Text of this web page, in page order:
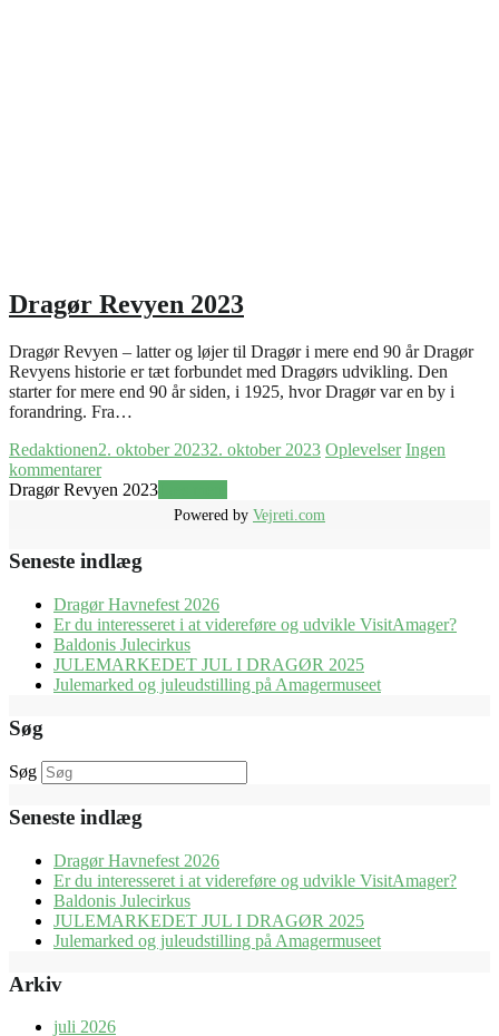
Dragør Revyen 2023
Dragør Revyen – latter og løjer til Dragør i mere end 90 år Dragør
Revyens historie er tæt forbundet med Dragørs udvikling. Den
starter for mere end 90 år siden, i 1925, hvor Dragør var en by i
forandring. Fra…
Redaktionen2. oktober 20232. oktober 2023 Oplevelser Ingen
kommentarer
Dragør Revyen 2023
Powered by Vejreti.com
Seneste indlæg
Dragør Havnefest 2026
Er du interesseret i at videreføre og udvikle VisitAmager?
Baldonis Julecirkus
JULEMARKEDET JUL I DRAGØR 2025
Julemarked og juleudstilling på Amagermuseet
Søg
Søg
Seneste indlæg
Dragør Havnefest 2026
Er du interesseret i at videreføre og udvikle VisitAmager?
Baldonis Julecirkus
JULEMARKEDET JUL I DRAGØR 2025
Julemarked og juleudstilling på Amagermuseet
Arkiv
juli 2026